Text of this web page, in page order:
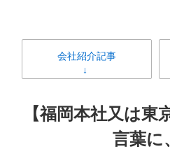
会社紹介記事
【福岡本社又は
言葉に